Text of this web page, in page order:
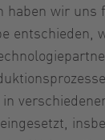
haben wir uns
entschieden,